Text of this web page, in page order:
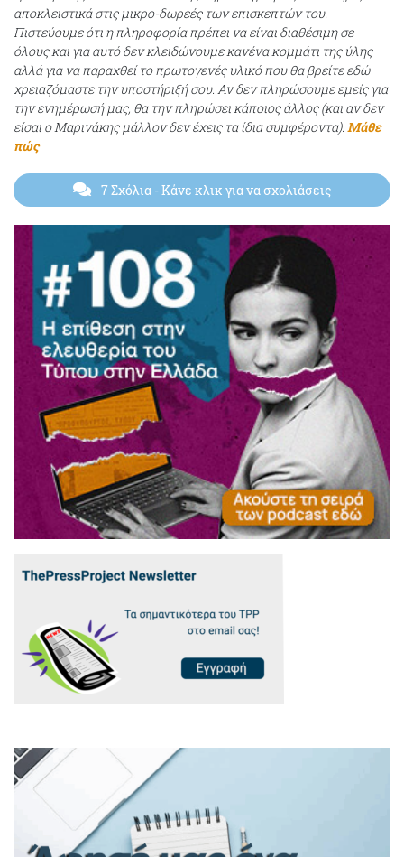
αποκλειστικά στις μικρο-δωρεές των επισκεπτών του.
Πιστεύουμε ότι η πληροφορία πρέπει να είναι διαθέσιμη σε
όλους και για αυτό δεν κλειδώνουμε κανένα κομμάτι της ύλης
αλλά για να παραχθεί το πρωτογενές υλικό που θα βρείτε εδώ
χρειαζόμαστε την υποστήριξή σου. Αν δεν πληρώσουμε εμείς για
την ενημέρωσή μας, θα την πληρώσει κάποιος άλλος (και αν δεν
είσαι ο Μαρινάκης μάλλον δεν έχεις τα ίδια συμφέροντα). Μάθε
πώς
7 Σχόλια - Κάνε κλικ για να σχολιάσεις